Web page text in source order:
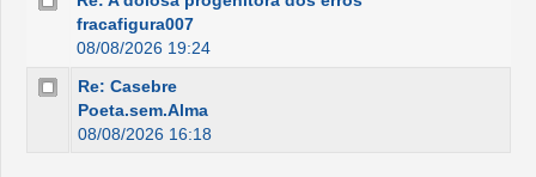
fracafigura007
08/08/2026 19:24
Re: Casebre
Poeta.sem.Alma
08/08/2026 16:18